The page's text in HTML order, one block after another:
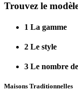
Trouvez le
1 La gamme
2 Le style
3 Le nombre
Maisons Traditionnelles